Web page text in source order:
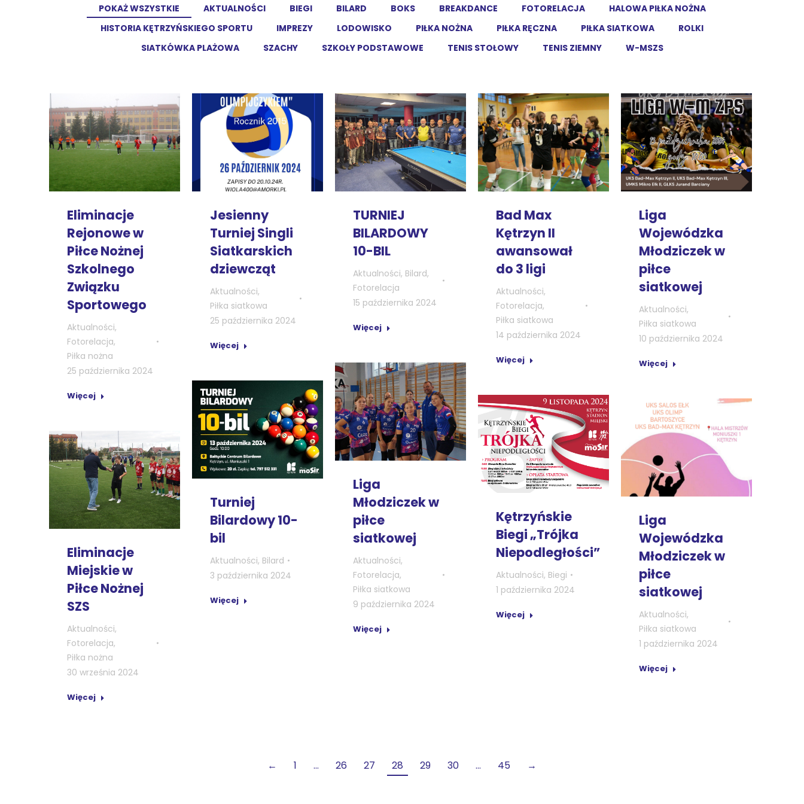
POKAŻ WSZYSTKIE AKTUALNOŚCI BIEGI BILARD BOKS BREAKDANCE FOTORELACJA
HALOWA PIŁKA NOŻNA
HISTORIA KĘTRZYŃSKIEGO SPORTU
IMPREZY LODOWISKO PIŁKA NOŻNA PIŁKA RĘCZNA PIŁKA SIATKOWA
ROLKI
SIATKÓWKA PLAŻOWA
SZACHY SZKOŁY PODSTAWOWE TENIS STOŁOWY TENIS ZIEMNY W-MSZS
Eliminacje
Rejonowe w
Piłce Nożnej
Szkolnego
Związku
Sportowego
Aktualności,
Fotorelacja,
Piłka nożna
25 października 2024
Więcej
Jesienny
Turniej Singli
Siatkarskich
dziewcząt
Aktualności,
Piłka siatkowa
25 października 2024
Więcej
TURNIEJ
BILARDOWY
10-BIL
Aktualności, Bilard,
Fotorelacja
15 października 2024
Więcej
Bad Max
Kętrzyn II
awansował
do 3 ligi
Aktualności,
Fotorelacja,
Piłka siatkowa
14 października 2024
Więcej
Liga
Wojewódzka
Młodziczek w
piłce
siatkowej
Aktualności,
Piłka siatkowa
10 października 2024
Więcej
Liga
Młodziczek w
piłce
siatkowej
Aktualności,
Fotorelacja,
Piłka siatkowa
9 października 2024
Więcej
Turniej
Bilardowy 10-
bil
Aktualności, Bilard
3 października 2024
Więcej
Kętrzyńskie
Biegi „Trójka
Niepodległości”
Aktualności, Biegi
1 października 2024
Więcej
Liga
Wojewódzka
Młodziczek w
piłce
siatkowej
Aktualności,
Piłka siatkowa
1 października 2024
Więcej
Eliminacje
Miejskie w
Piłce Nożnej
SZS
Aktualności,
Fotorelacja,
Piłka nożna
30 września 2024
Więcej
← 1 … 26 27 28 29 30 … 45 →